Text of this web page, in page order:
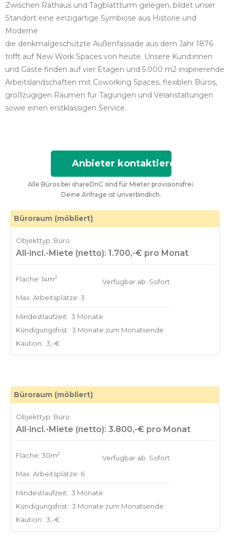
Zwischen Rathaus und Tagblattturm gelegen, bildet unser
Standort eine einzigartige Symbiose aus Historie und
Moderne
die denkmalgeschützte Außenfassade aus dem Jahr 1876
trifft auf New Work Spaces von heute. Unsere Kund:innen
und Gäste finden auf vier Etagen und 5.000 m2 inspirierende
Arbeitslandschaften mit Coworking Spaces, flexiblen Büros,
großzügigen Räumen für Tagungen und Veranstaltungen
sowie einen erstklassigen Service.
Anbieter kontaktieren
Alle Büros bei shareDnC sind für Mieter provisionsfrei.
Deine Anfrage ist unverbindlich.
Büroraum (möbliert)
Objekttyp: Büro
All-incl.-Miete (netto): 1.700,-€ pro Monat
Fläche: 14m2
Max. Arbeitsplätze: 3
Verfügbar ab: Sofort
Mindestlaufzeit: 3 Monate
Kündigungsfrist: 3 Monate zum Monatsende
Kaution: 3,-€
Büroraum (möbliert)
Objekttyp: Büro
All-incl.-Miete (netto): 3.800,-€ pro Monat
Fläche: 30m2
Max. Arbeitsplätze: 6
Verfügbar ab: Sofort
Mindestlaufzeit: 3 Monate
Kündigungsfrist: 3 Monate zum Monatsende
Kaution: 3,-€